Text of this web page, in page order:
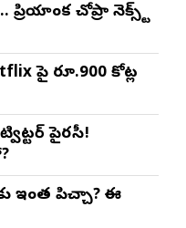
చోప్రా నెక్స్ట్
పై రూ.900 కోట్ల
పైరసీ!
ఇంత పిచ్చా? ఈ